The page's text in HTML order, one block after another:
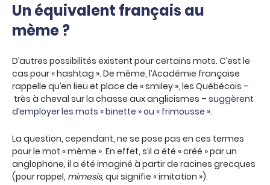
Un équivalent français au
mème ?
D’autres possibilités existent pour certains mots. C’est le
cas pour « hashtag ». De même, l’Académie française
rappelle qu’en lieu et place de « smiley », les Québécois –
très à cheval sur la chasse aux anglicismes – suggèrent
d’employer les mots « binette » ou « frimousse ».
La question, cependant, ne se pose pas en ces termes
pour le mot « mème ». En effet, s’il a été « créé » par un
anglophone, il a été imaginé à partir de racines grecques
(pour rappel, mimesis, qui signifie « imitation »).